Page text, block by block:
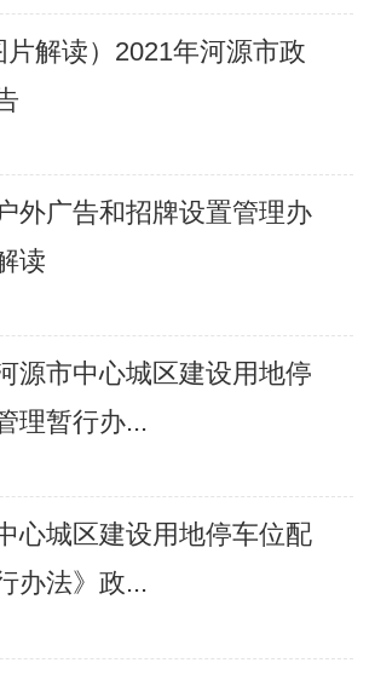
片解读）2021年河源市政
外广告和招牌设置管理办
读
源市中心城区建设用地停
理暂行办...
心城区建设用地停车位配
办法》政...